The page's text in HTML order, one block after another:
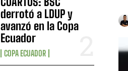
derrotó a LDUP y
avanzó en la Copa
Ecuador
COPA ECUADOR